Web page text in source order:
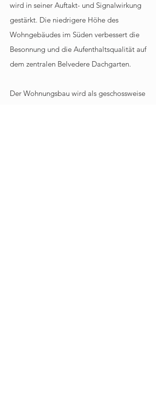
wird in seiner Auftakt- und Signalwirkung
gestärkt. Die niedrigere Höhe des
Wohngebäudes im Süden verbessert die
Besonnung und die Aufenthaltsqualität auf
dem zentralen Belvedere Dachgarten.
Der Wohnungsbau wird als geschossweise